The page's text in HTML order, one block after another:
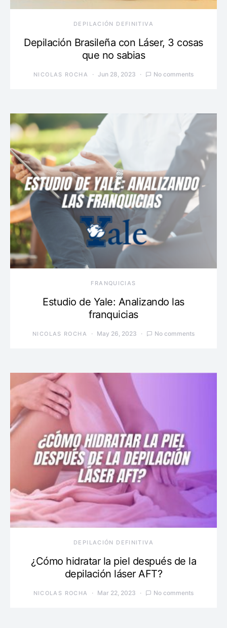
DEPILACIÓN DEFINITIVA
Depilación Brasileña con Láser, 3 cosas
que no sabias
NICOLAS ROCHA Jun 28, 2023 No comments
FRANQUICIAS
Estudio de Yale: Analizando las
franquicias
NICOLAS ROCHA May 26, 2023 No comments
DEPILACIÓN DEFINITIVA
¿Cómo hidratar la piel después de la
depilación láser AFT?
NICOLAS ROCHA Mar 22, 2023 No comments